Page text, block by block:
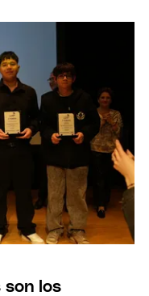
son los